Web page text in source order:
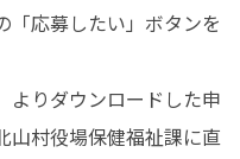
応募したい」ボタンを
りダウンロードした申
山村役場保健福祉課に直